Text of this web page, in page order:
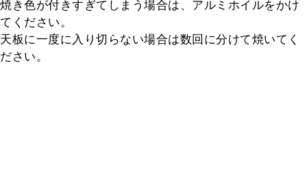
焼き色が付きすぎてしまう場合は、アルミホイルをかけ
てください。
天板に一度に入り切らない場合は数回に分けて焼いてく
ださい。